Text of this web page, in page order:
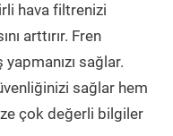
hava filtrenizi
arttırır. Fren
sağlar.
sağlar hem
çok değerli bilgiler